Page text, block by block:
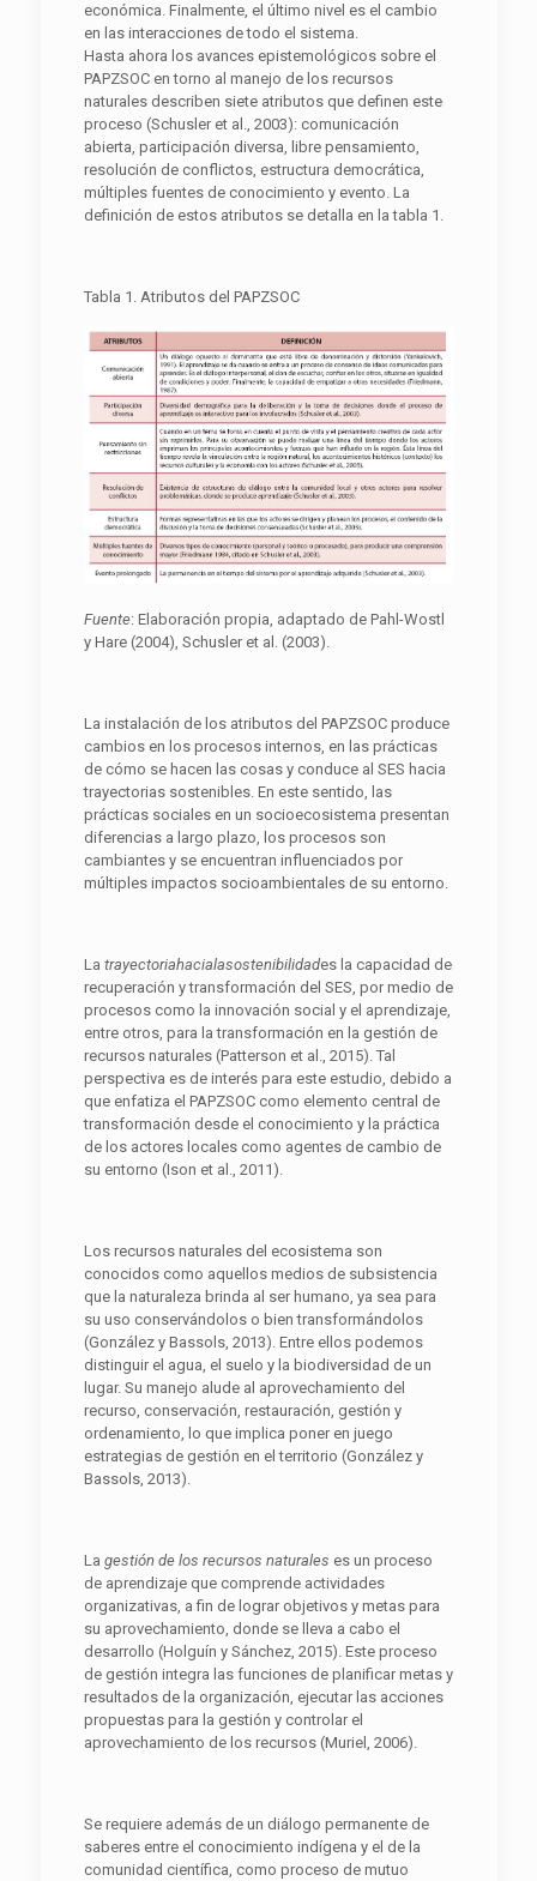
económica. Finalmente, el último nivel es el cambio
en las interacciones de todo el sistema.
Hasta ahora los avances epistemológicos sobre el
PAPZSOC en torno al manejo de los recursos
naturales describen siete atributos que definen este
proceso (Schusler et al., 2003): comunicación
abierta, participación diversa, libre pensamiento,
resolución de conflictos, estructura democrática,
múltiples fuentes de conocimiento y evento. La
definición de estos atributos se detalla en la tabla 1.
Tabla 1. Atributos del PAPZSOC
Fuente: Elaboración propia, adaptado de Pahl-Wostl
y Hare (2004), Schusler et al. (2003).
La instalación de los atributos del PAPZSOC produce
cambios en los procesos internos, en las prácticas
de cómo se hacen las cosas y conduce al SES hacia
trayectorias sostenibles. En este sentido, las
prácticas sociales en un socioecosistema presentan
diferencias a largo plazo, los procesos son
cambiantes y se encuentran influenciados por
múltiples impactos socioambientales de su entorno.
La trayectoriahacialasostenibilidades la capacidad de
recuperación y transformación del SES, por medio de
procesos como la innovación social y el aprendizaje,
entre otros, para la transformación en la gestión de
recursos naturales (Patterson et al., 2015). Tal
perspectiva es de interés para este estudio, debido a
que enfatiza el PAPZSOC como elemento central de
transformación desde el conocimiento y la práctica
de los actores locales como agentes de cambio de
su entorno (Ison et al., 2011).
Los recursos naturales del ecosistema son
conocidos como aquellos medios de subsistencia
que la naturaleza brinda al ser humano, ya sea para
su uso conservándolos o bien transformándolos
(González y Bassols, 2013). Entre ellos podemos
distinguir el agua, el suelo y la biodiversidad de un
lugar. Su manejo alude al aprovechamiento del
recurso, conservación, restauración, gestión y
ordenamiento, lo que implica poner en juego
estrategias de gestión en el territorio (González y
Bassols, 2013).
La gestión de los recursos naturales es un proceso
de aprendizaje que comprende actividades
organizativas, a fin de lograr objetivos y metas para
su aprovechamiento, donde se lleva a cabo el
desarrollo (Holguín y Sánchez, 2015). Este proceso
de gestión integra las funciones de planificar metas y
resultados de la organización, ejecutar las acciones
propuestas para la gestión y controlar el
aprovechamiento de los recursos (Muriel, 2006).
Se requiere además de un diálogo permanente de
saberes entre el conocimiento indígena y el de la
comunidad científica, como proceso de mutuo